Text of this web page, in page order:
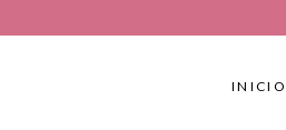
INICIO